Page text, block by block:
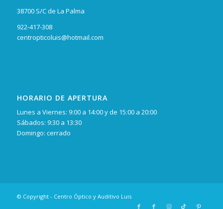
38700 S/C de La Palma
922-417-308
centropticoluis@hotmail.com
HORARIO DE APERTURA
Lunes a Viernes: 9:00 a 14:00 y de 15:00 a 20:00
Sábados: 9:30 a 13:30
Domingo: cerrado
© Copyright - Centro Óptico y Auditivo Luis